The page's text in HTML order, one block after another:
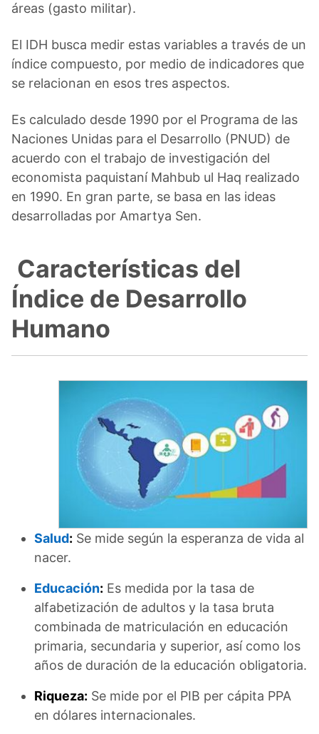
áreas (gasto militar).
El IDH busca medir estas variables a través de un
índice compuesto, por medio de indicadores que
se relacionan en esos tres aspectos.
Es calculado desde 1990 por el Programa de las
Naciones Unidas para el Desarrollo (PNUD) de
acuerdo con el trabajo de investigación del
economista paquistaní Mahbub ul Haq realizado
en 1990. En gran parte, se basa en las ideas
desarrolladas por Amartya Sen.
Características del
Índice de Desarrollo
Humano
Salud: Se mide según la esperanza de vida al
nacer.
Educación: Es medida por la tasa de
alfabetización de adultos y la tasa bruta
combinada de matriculación en educación
primaria, secundaria y superior, así como los
años de duración de la educación obligatoria.
Riqueza: Se mide por el PIB per cápita PPA
en dólares internacionales.